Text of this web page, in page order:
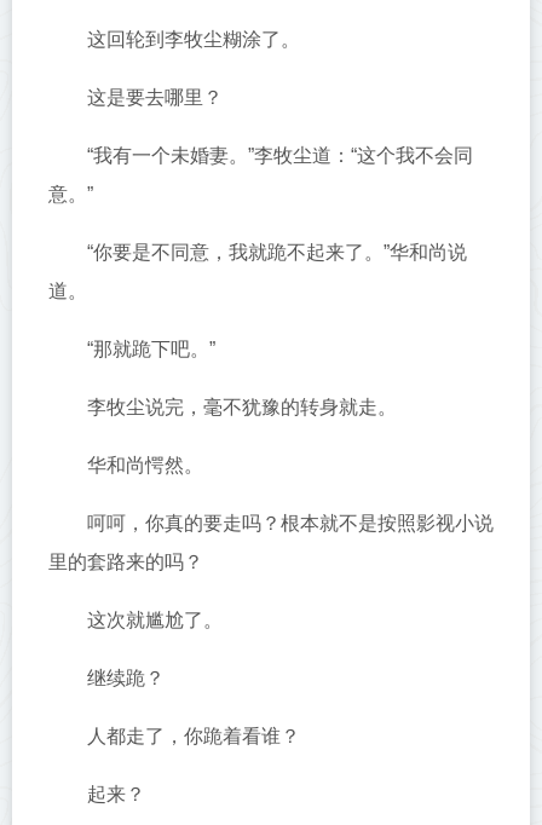
这回轮到李牧尘糊涂了。
这是要去哪里？
“我有一个未婚妻。”李牧尘道：“这个我不会同
意。”
“你要是不同意，我就跪不起来了。”华和尚说
道。
“那就跪下吧。”
李牧尘说完，毫不犹豫的转身就走。
华和尚愕然。
呵呵，你真的要走吗？根本就不是按照影视小说
里的套路来的吗？
这次就尴尬了。
继续跪？
人都走了，你跪着看谁？
起来？